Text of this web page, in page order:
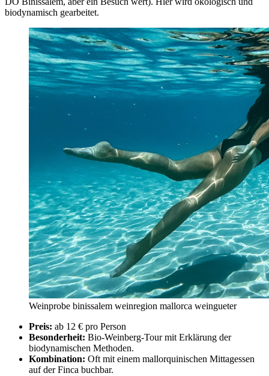
biodynamisch gearbeitet.
Weinprobe binissalem weinregion mallorca weingueter
Preis: ab 12 € pro Person
Besonderheit: Bio-Weinberg-Tour mit Erklärung der
biodynamischen Methoden.
Kombination: Oft mit einem mallorquinischen Mittagessen
auf der Finca buchbar.